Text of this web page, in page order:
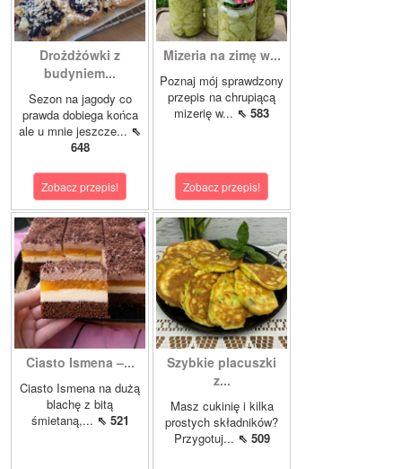
Drożdżówki z
budyniem...
Sezon na jagody co
prawda dobiega końca
ale u mnie jeszcze... ⇖
648
Zobacz przepis!
Mizeria na zimę w...
Poznaj mój sprawdzony
przepis na chrupiącą
mizerię w... ⇖ 583
Zobacz przepis!
Ciasto Ismena –...
Ciasto Ismena na dużą
blachę z bitą
śmietaną,... ⇖ 521
Szybkie placuszki
z...
Masz cukinię i kilka
prostych składników?
Przygotuj... ⇖ 509